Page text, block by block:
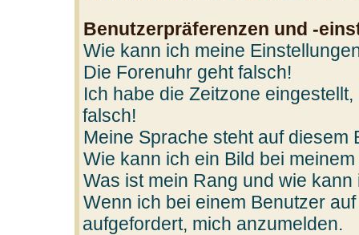
Benutzerpräferenzen und -
Wie kann ich meine
Die Forenuhr geht falsch!
Ich habe die Zeitzone
falsch!
Meine Sprache steht auf diesem
Wie kann ich ein Bild bei
Was ist mein Rang und wie
Wenn ich bei einem Benutzer
aufgefordert, mich anzumelden.